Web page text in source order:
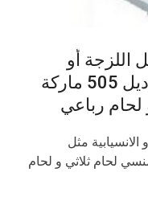
اللزجة أو
الانسيابية مثل الكاتشب موديل 505 ماركة
رباعي
مثل
مهندس منسي لحام ثلاثي و لحام